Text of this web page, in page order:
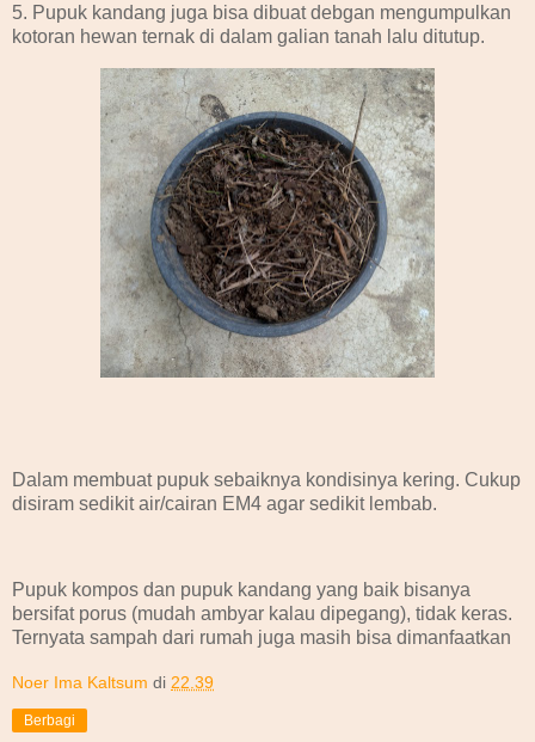
5. Pupuk kandang juga bisa dibuat debgan mengumpulkan
kotoran hewan ternak di dalam galian tanah lalu ditutup.
Dalam membuat pupuk sebaiknya kondisinya kering. Cukup
disiram sedikit air/cairan EM4 agar sedikit lembab.
Pupuk kompos dan pupuk kandang yang baik bisanya
bersifat porus (mudah ambyar kalau dipegang), tidak keras.
Ternyata sampah dari rumah juga masih bisa dimanfaatkan
Noer Ima Kaltsum di 22.39
Berbagi